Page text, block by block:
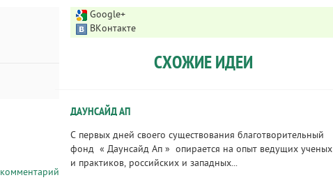
Google+
ВКонтакте
СХОЖИЕ ИДЕИ
ДАУНСАЙД АП
С первых дней своего существования благотворительный
фонд « Даунсайд Ап » опирается на опыт ведущих ученых
и практиков, российских и западных...